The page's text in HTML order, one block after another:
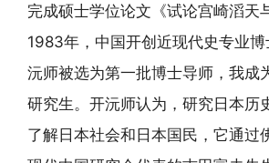
完成硕士学位论文《试论宫崎滔天
1983年，中国开创近现代史专业
沅师被选为第一批博士导师，我成
研究生。开沅师认为，研究日本历
了解日本社会和日本国民，它通过